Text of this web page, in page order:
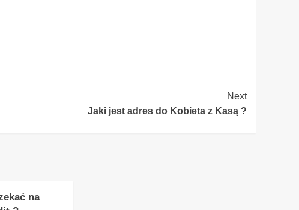
Next
Jaki jest adres do Kobieta z Kasą ?
na